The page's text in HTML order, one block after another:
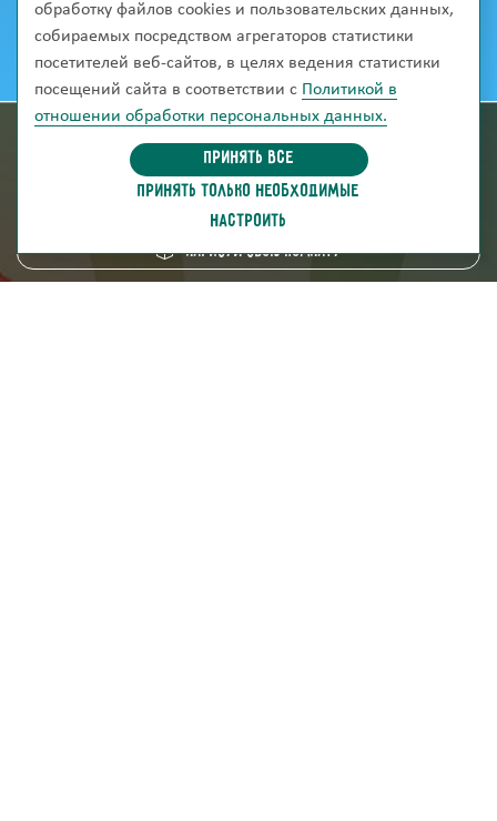
обработку файлов cookies и пользовательских данных,
собираемых посредством агрегаторов статистики
посетителей веб-сайтов, в целях ведения статистики
посещений сайта в соответствии с Политикой в
отношении обработки персональных данных.
Принять все
ПРИНЯТЬ ТОЛЬКО НЕОБХОДИМЫЕ
НАСТРОИТЬ
информация для покупателей
скачать каталог
Нарисуй свою комнату